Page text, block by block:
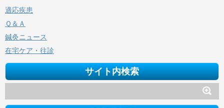
適応疾患
Ｑ＆Ａ
鍼灸ニュース
在宅ケア・往診
サイト内検索